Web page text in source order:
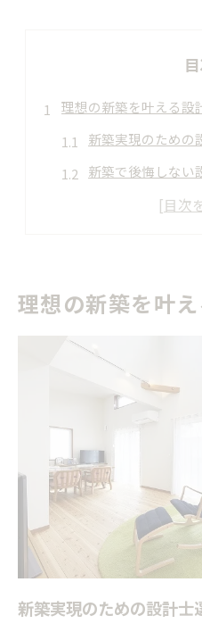
理想の新築を叶える設
新築実現のための
新築で後悔しない
設計士探しで重視
新築設計士選びで
設計士探し方で
新築に適した設
設計事務所の料
建築家と設計士の違い
新築依頼時に知る
設計士と建築家の
新築に最適な設
建築家探し方と新
新築設計者選びで
理想の新築を叶
新築実現のための設計士